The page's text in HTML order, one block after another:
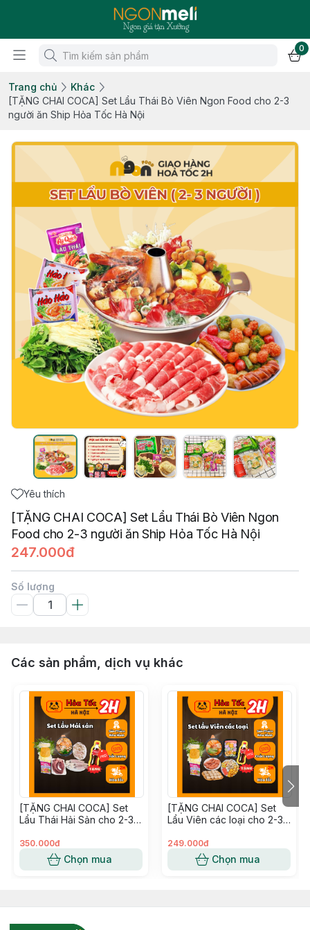
0
Trang chủ
Khác
[TẶNG CHAI COCA] Set Lẩu Thái Bò Viên Ngon Food cho 2-3
người ăn Ship Hỏa Tốc Hà Nội
Yêu thích
[TẶNG CHAI COCA] Set Lẩu Thái Bò Viên Ngon
Food cho 2-3 người ăn Ship Hỏa Tốc Hà Nội
247.000đ
Số lượng
Các sản phẩm, dịch vụ khác
[TẶNG CHAI COCA] Set
Lẩu Thái Hải Sản cho 2-3
tốc Hà Nội
350.000đ
Chọn mua
[TẶNG CHAI COCA] Set
Lẩu Viên các loại cho 2-3
Tốc Hà Nội
249.000đ
Chọn mua